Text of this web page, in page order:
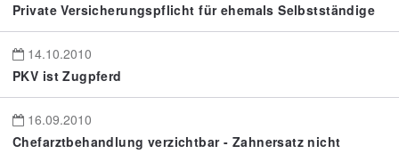
Private Versicherungspflicht für ehemals Selbstständige
14.10.2010
PKV ist Zugpferd
16.09.2010
Chefarztbehandlung verzichtbar - Zahnersatz nicht